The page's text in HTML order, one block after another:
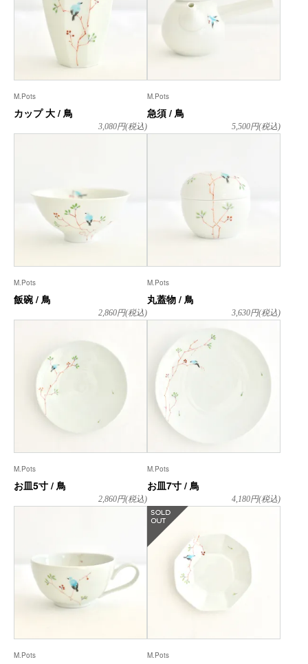
M.Pots
カップ 大 / 鳥
3,080円(税込)
M.Pots
急須 / 鳥
5,500円(税込)
M.Pots
飯碗 / 鳥
2,860円(税込)
M.Pots
丸蓋物 / 鳥
3,630円(税込)
M.Pots
お皿5寸 / 鳥
2,860円(税込)
M.Pots
お皿7寸 / 鳥
4,180円(税込)
M.Pots M.Pots